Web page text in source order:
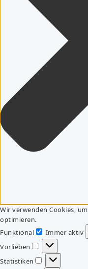
Wir verwenden Cookies,
optimieren.
Funktional
Funktional
Immer aktiv
Vorlieben
Vorlieben
Statistiken
Statistiken